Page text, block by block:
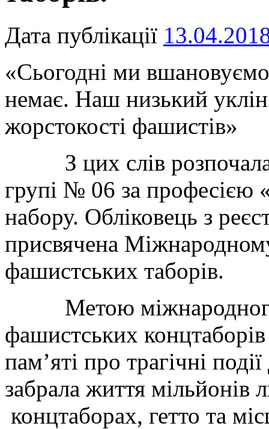
Дата публікації
«Сьогодні ми
немає. Наш низький
жорстокості фашистів»
З цих слів
групі № 06 за професією
набору. Обліковець з
присвячена
фашистських таборів.
Метою міжнародного
фашистських
пам’яті про трагічні
забрала життя мільйонів
концтаборах, гетто та